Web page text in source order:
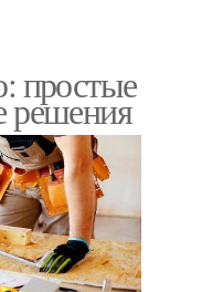
простые
решения